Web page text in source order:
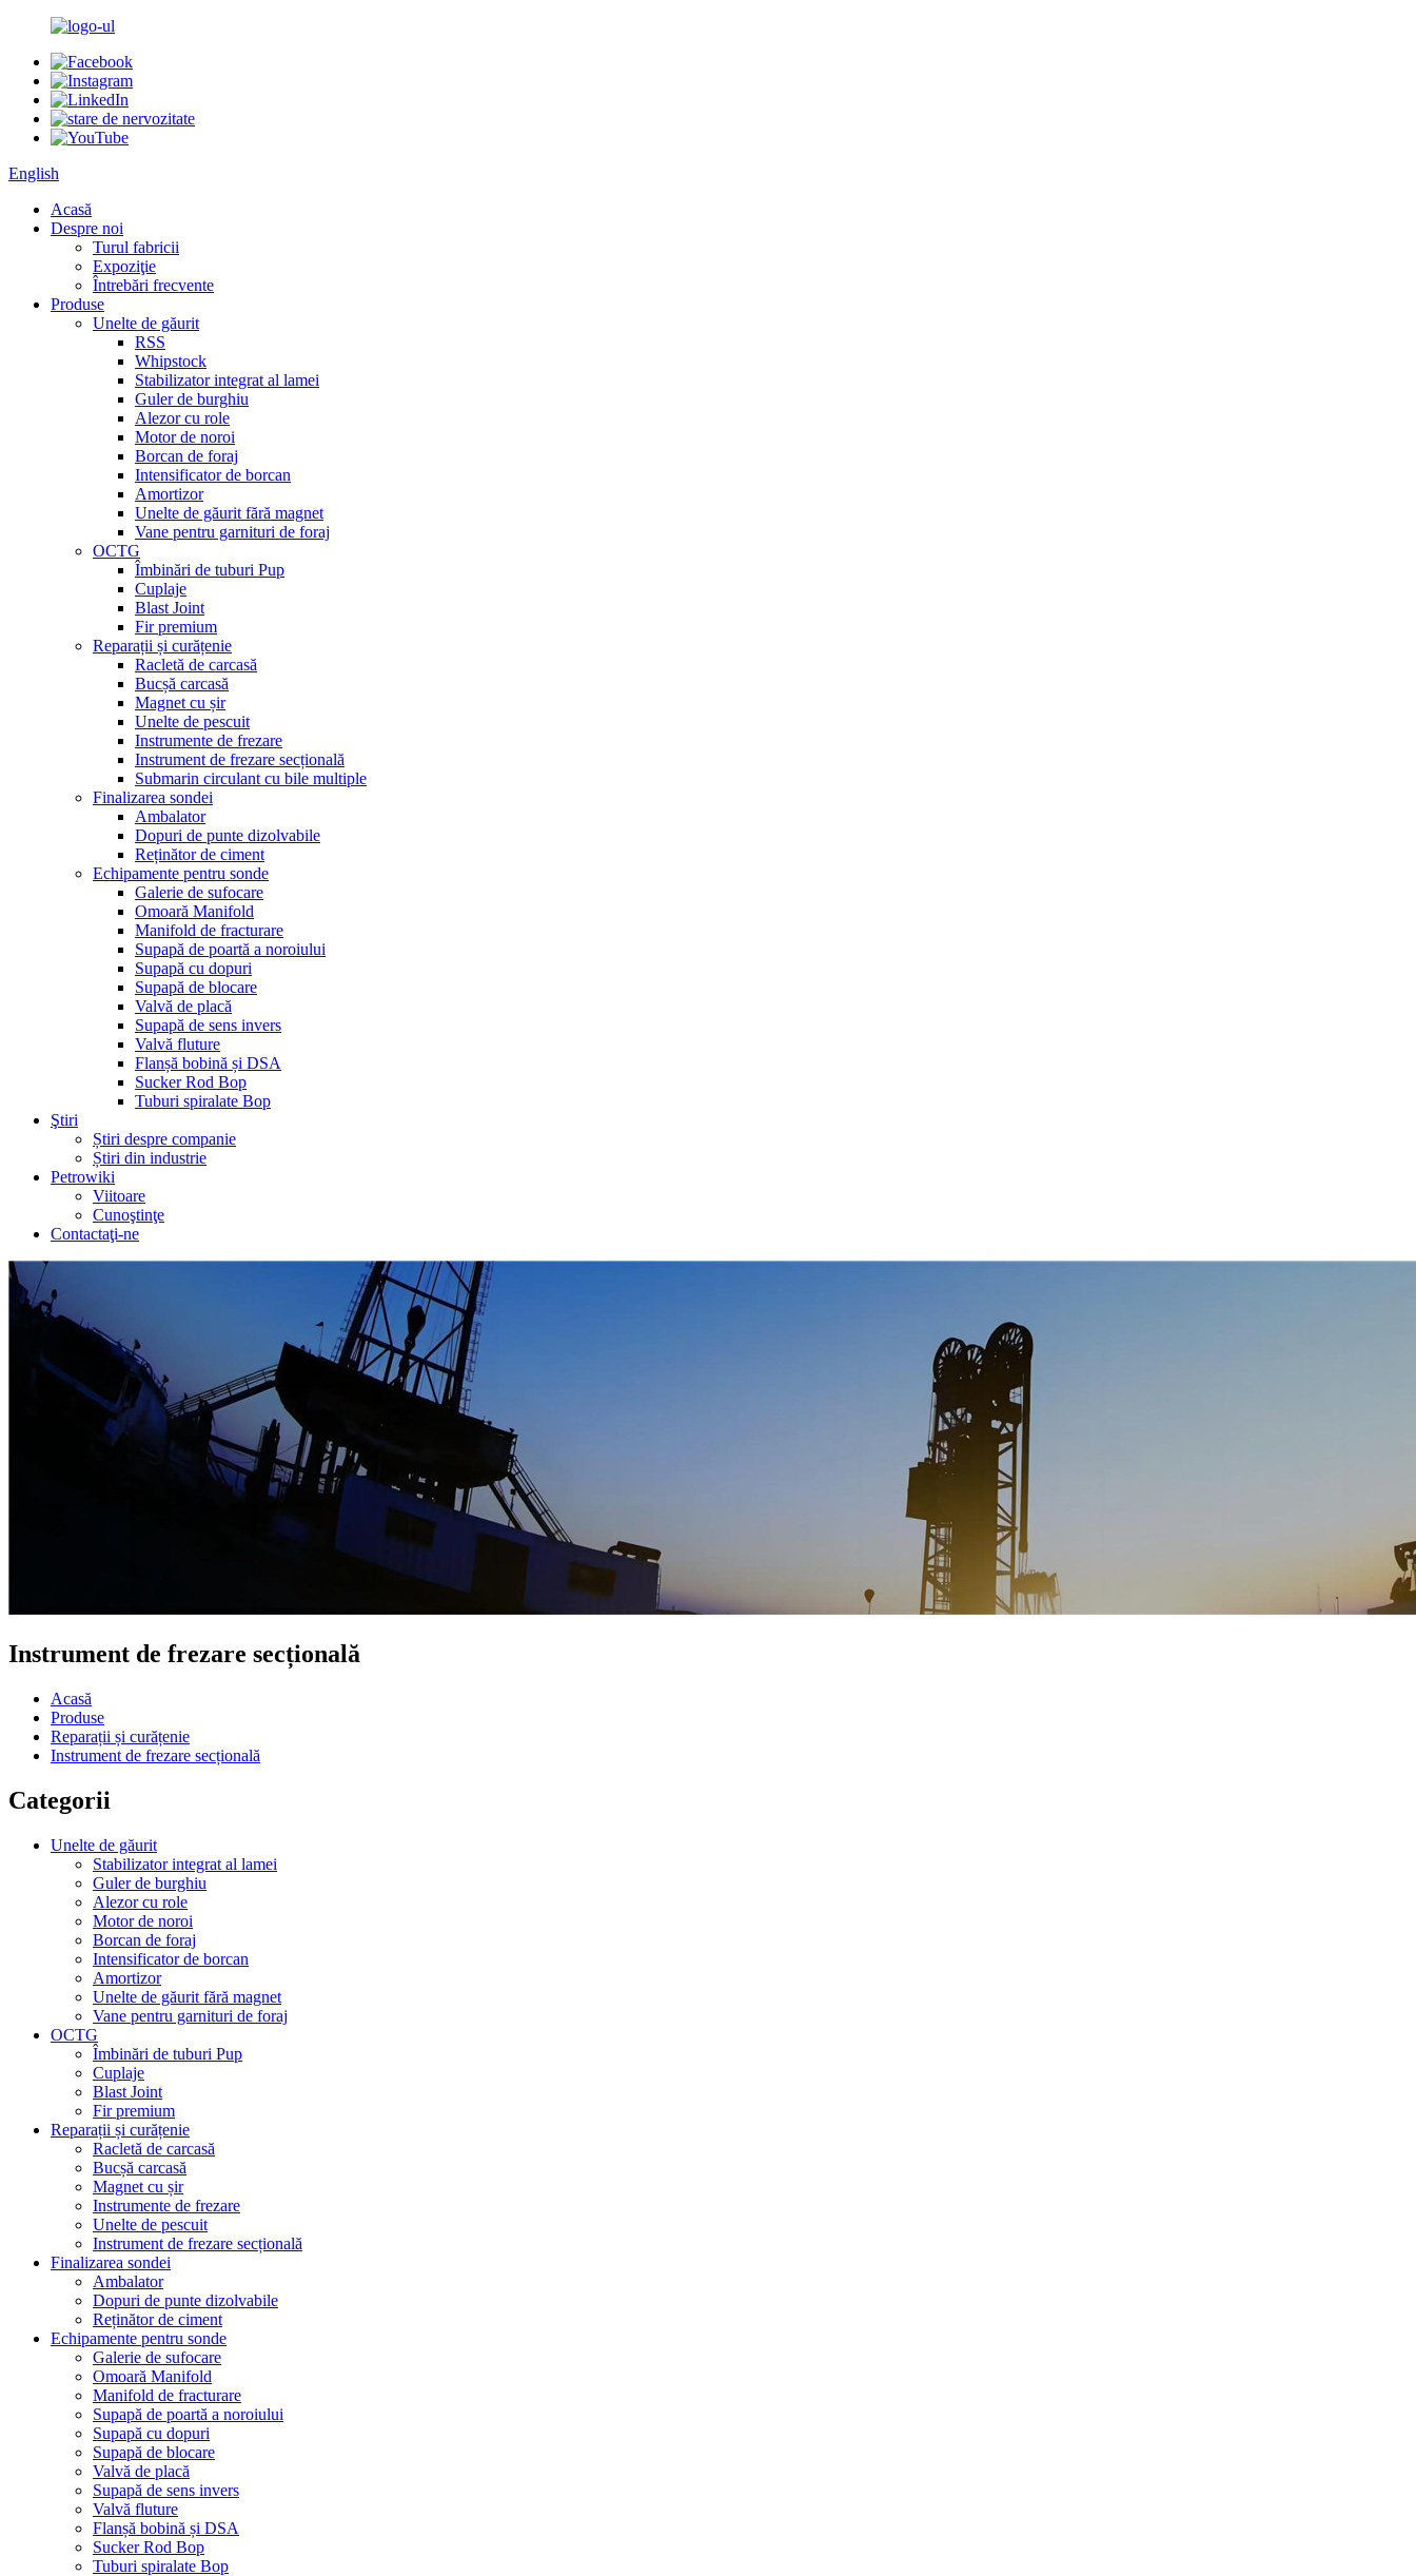
English
Acasă
Despre noi
Turul fabricii
Expoziţie
Întrebări frecvente
Produse
Unelte de găurit
RSS
Whipstock
Stabilizator integrat al lamei
Guler de burghiu
Alezor cu role
Motor de noroi
Borcan de foraj
Intensificator de borcan
Amortizor
Unelte de găurit fără magnet
Vane pentru garnituri de foraj
OCTG
Îmbinări de tuburi Pup
Cuplaje
Blast Joint
Fir premium
Reparații și curățenie
Racletă de carcasă
Bucșă carcasă
Magnet cu șir
Unelte de pescuit
Instrumente de frezare
Instrument de frezare secțională
Submarin circulant cu bile multiple
Finalizarea sondei
Ambalator
Dopuri de punte dizolvabile
Reținător de ciment
Echipamente pentru sonde
Galerie de sufocare
Omoară Manifold
Manifold de fracturare
Supapă de poartă a noroiului
Supapă cu dopuri
Supapă de blocare
Valvă de placă
Supapă de sens invers
Valvă fluture
Flanșă bobină și DSA
Sucker Rod Bop
Tuburi spiralate Bop
Ştiri
Știri despre companie
Știri din industrie
Petrowiki
Viitoare
Cunoştinţe
Contactaţi-ne
Instrument de frezare secțională
Acasă
Produse
Reparații și curățenie
Instrument de frezare secțională
Categorii
Unelte de găurit
Stabilizator integrat al lamei
Guler de burghiu
Alezor cu role
Motor de noroi
Borcan de foraj
Intensificator de borcan
Amortizor
Unelte de găurit fără magnet
Vane pentru garnituri de foraj
OCTG
Îmbinări de tuburi Pup
Cuplaje
Blast Joint
Fir premium
Reparații și curățenie
Racletă de carcasă
Bucșă carcasă
Magnet cu șir
Instrumente de frezare
Unelte de pescuit
Instrument de frezare secțională
Finalizarea sondei
Ambalator
Dopuri de punte dizolvabile
Reținător de ciment
Echipamente pentru sonde
Galerie de sufocare
Omoară Manifold
Manifold de fracturare
Supapă de poartă a noroiului
Supapă cu dopuri
Supapă de blocare
Valvă de placă
Supapă de sens invers
Valvă fluture
Flanșă bobină și DSA
Sucker Rod Bop
Tuburi spiralate Bop